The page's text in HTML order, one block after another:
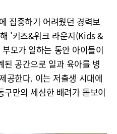
집중하기 어려웠던 경력보
'키즈&워크 라운지(Kids &
모가 일하는 동안 아이들이
된 공간으로 일과 육아를 병
공한다. 이는 저출생 시대에
구만의 세심한 배려가 돋보이